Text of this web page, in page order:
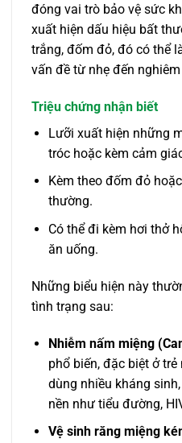
đóng vai trò bảo vệ sức
xuất hiện dấu hiệu bất
trắng, đốm đỏ, đó có thể
vấn đề từ nhẹ đến
Triệu chứng nhận biết
Lưỡi xuất hiện những
tróc hoặc kèm cảm
Kèm theo đốm đỏ
thường.
Có thể đi kèm hơi thở
ăn uống.
Những biểu hiện này
tình trạng sau:
Nhiễm nấm miệng
phổ biến, đặc biệt ở
dùng nhiều kháng
nền như tiểu đường,
Vệ sinh răng miệng